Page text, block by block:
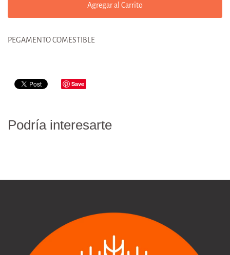
Agregar al Carrito
PEGAMENTO COMESTIBLE
Save
Podría interesarte